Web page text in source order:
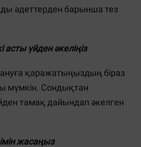
әдеттерден барынша тез
үйден әкеліңіз
қаражатыңыздың біраз
мүмкін. Сондықтан
тамақ дайындап әкелген
жасаңыз